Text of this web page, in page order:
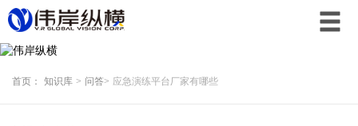
首页： 知识库 > 问答> 应急演练平台厂家有哪些